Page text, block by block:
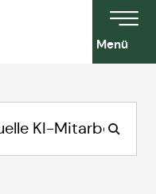
Menü